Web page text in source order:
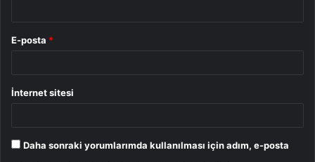
E-posta *
İnternet sitesi
Daha sonraki yorumlarımda kullanılması için adım, e-posta